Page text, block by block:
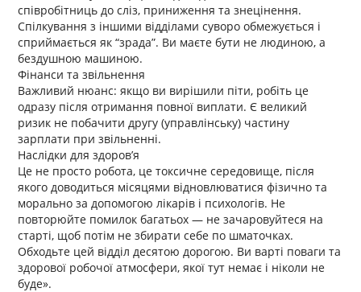
співробітниць до сліз, приниження та знецінення.
Спілкування з іншими відділами суворо обмежується і
сприймається як “зрада”. Ви маєте бути не людиною, а
бездушною машиною.
Фінанси та звільнення
Важливий нюанс: якщо ви вирішили піти, робіть це
одразу після отримання повної виплати. Є великий
ризик не побачити другу (управлінську) частину
зарплати при звільненні.
Наслідки для здоров’я
Це не просто робота, це токсичне середовище, після
якого доводиться місяцями відновлюватися фізично та
морально за допомогою лікарів і психологів. Не
повторюйте помилок багатьох — не зачаровуйтеся на
старті, щоб потім не збирати себе по шматочках.
Обходьте цей відділ десятою дорогою. Ви варті поваги та
здорової робочої атмосфери, якої тут немає і ніколи не
буде».